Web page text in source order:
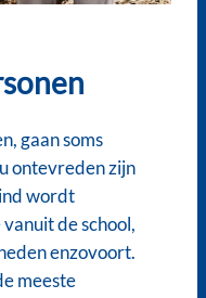
gaan soms
ontevreden zijn
wordt
de school,
enzovoort.
meeste